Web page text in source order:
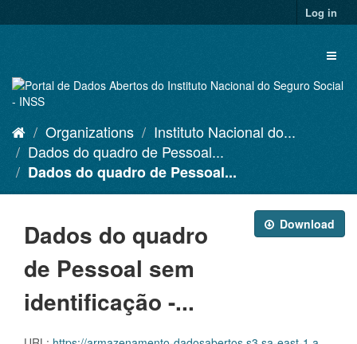
to
Log in
Organizations
Instituto Nacional do...
Dados do quadro de Pessoal...
Dados do quadro de Pessoal...
Download
Dados do quadro
de Pessoal sem
identificação -...